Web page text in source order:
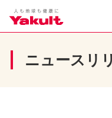
ニュースリ